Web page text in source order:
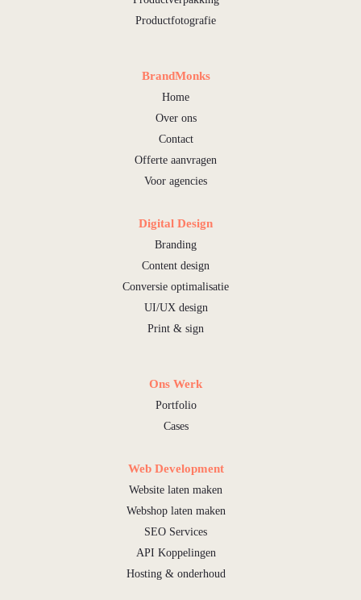
Productfotografie
BrandMonks
Home
Over ons
Contact
Offerte aanvragen
Voor agencies
Digital Design
Branding
Content design
Conversie optimalisatie
UI/UX design
Print & sign
Ons Werk
Portfolio
Cases
Web Development
Website laten maken
Webshop laten maken
SEO Services
API Koppelingen
Hosting & onderhoud